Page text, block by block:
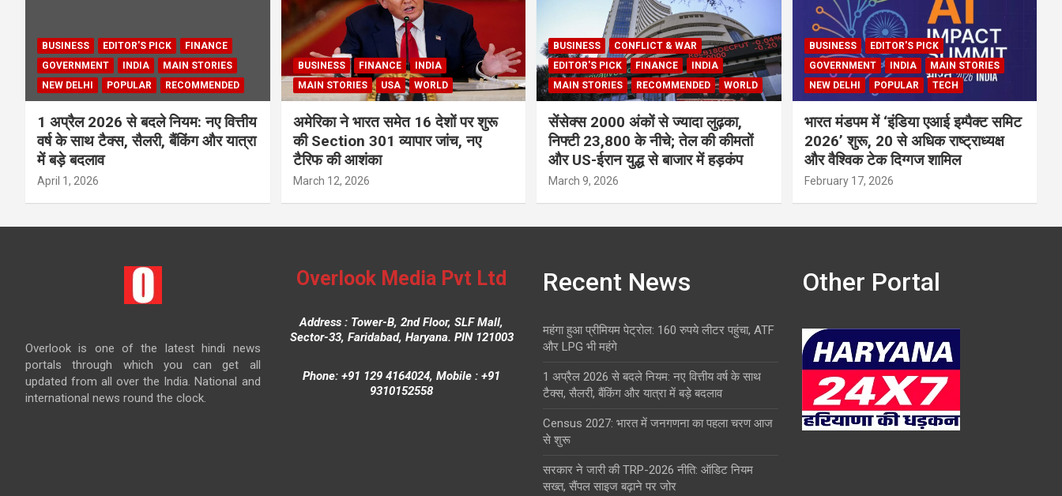
BUSINESS EDITOR'S PICK
FINANCE
GOVERNMENT
INDIA
MAIN STORIES
NEW DELHI
POPULAR RECOMMENDED
1 अप्रैल 2026 से बदले नियम: नए वित्तीय
वर्ष के साथ टैक्स, सैलरी, बैंकिंग और यात्रा
में बड़े बदलाव
April 1, 2026
BUSINESS FINANCE
INDIA
MAIN STORIES
USA WORLD
अमेरिका ने भारत समेत 16 देशों पर शुरू
की Section 301 व्यापार जांच, नए
टैरिफ की आशंका
March 12, 2026
BUSINESS
CONFLICT & WAR
EDITOR'S PICK
FINANCE
INDIA
MAIN STORIES
RECOMMENDED WORLD
सेंसेक्स 2000 अंकों से ज्यादा लुढ़का,
निफ्टी 23,800 के नीचे; तेल की कीमतों
और US-ईरान युद्ध से बाजार में हड़कंप
March 9, 2026
BUSINESS
EDITOR'S PICK
GOVERNMENT
INDIA
MAIN STORIES
NEW DELHI
POPULAR TECH
भारत मंडपम में ‘इंडिया एआई इम्पैक्ट समिट
2026’ शुरू, 20 से अधिक राष्ट्राध्यक्ष
और वैश्विक टेक दिग्गज शामिल
February 17, 2026
Overlook is one of the latest hindi news
portals through which you can get all
updated from all over the India. National and
international news round the clock.
Overlook Media Pvt Ltd
Address : Tower-B, 2nd Floor, SLF Mall,
Sector-33, Faridabad, Haryana. PIN 121003
Phone: +91 129 4164024, Mobile : +91
9310152558
Recent News
महंगा हुआ प्रीमियम पेट्रोल: 160 रुपये लीटर पहुंचा, ATF
और LPG भी महंगे
1 अप्रैल 2026 से बदले नियम: नए वित्तीय वर्ष के साथ
टैक्स, सैलरी, बैंकिंग और यात्रा में बड़े बदलाव
Census 2027: भारत में जनगणना का पहला चरण आज
से शुरू
सरकार ने जारी की TRP-2026 नीति: ऑडिट नियम
सख्त, सैंपल साइज बढ़ाने पर जोर
Other Portal